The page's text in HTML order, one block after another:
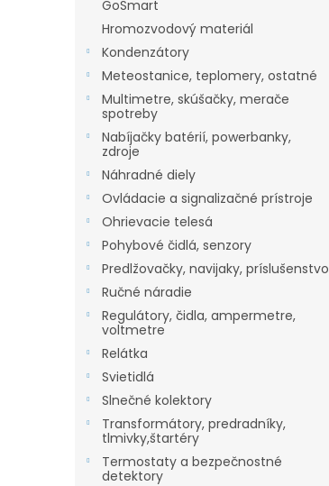
GoSmart
Hromozvodový materiál
Kondenzátory
Meteostanice, teplomery, ostatné
Multimetre, skúšačky, merače
spotreby
Nabíjačky batérií, powerbanky,
zdroje
Náhradné diely
Ovládacie a signalizačné prístroje
Ohrievacie telesá
Pohybové čidlá, senzory
Predlžovačky, navijaky, príslušenstvo
Ručné náradie
Regulátory, čidla, ampermetre,
voltmetre
Relátka
Svietidlá
Slnečné kolektory
Transformátory, predradníky,
tlmivky,štartéry
Termostaty a bezpečnostné
detektory